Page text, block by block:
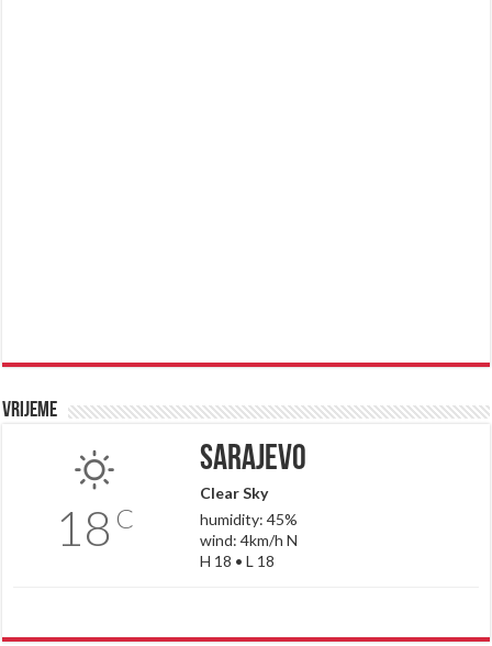
Vrijeme
18 C
Sarajevo
Clear Sky
humidity: 45%
wind: 4km/h N
H 18 • L 18